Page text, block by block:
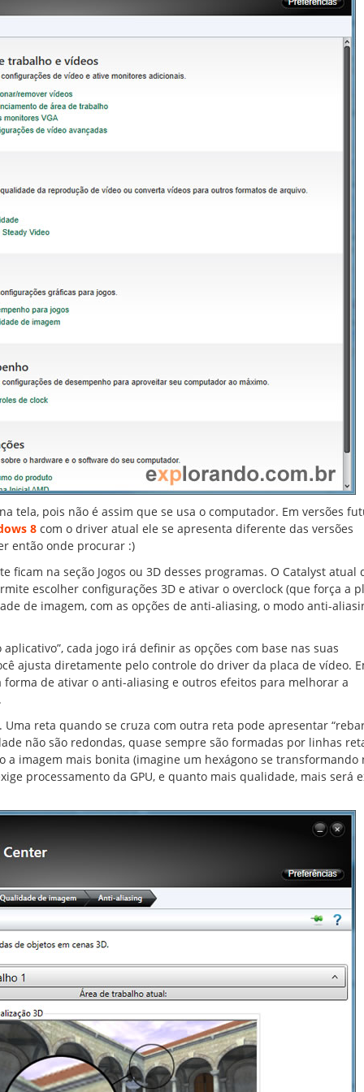
tela, pois não é assim que se usa o computador. Em versões
8 com o driver atual ele se apresenta diferente das versões
então onde procurar :)
na seção Jogos ou 3D desses programas. O Catalyst atual
escolher configurações 3D e ativar o overclock (que força a
de imagem, com as opções de anti-aliasing, o modo anti-
cada jogo irá definir as opções com base nas suas
ajusta diretamente pelo controle do driver da placa de vídeo.
forma de ativar o anti-aliasing e outros efeitos para melhorar a
reta quando se cruza com outra reta pode apresentar
não são redondas, quase sempre são formadas por linhas
a imagem mais bonita (imagine um hexágono se transformando
processamento da GPU, e quanto mais qualidade, mais será